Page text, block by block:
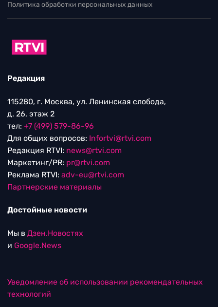
Политика обработки персональных данных
Редакция
115280, г. Москва, ул. Ленинская слобода,
д. 26, этаж 2
тел: +7 (499) 579-86-96
Для общих вопросов: Infortvi@rtvi.com
Редакция RTVI: news@rtvi.com
Маркетинг/PR: pr@rtvi.com
Реклама RTVI: adv-eu@rtvi.com
Партнерские материалы
Достойные новости
Мы в Дзен.Новостях
и Google.News
Уведомление об использовании рекомендательных
технологий